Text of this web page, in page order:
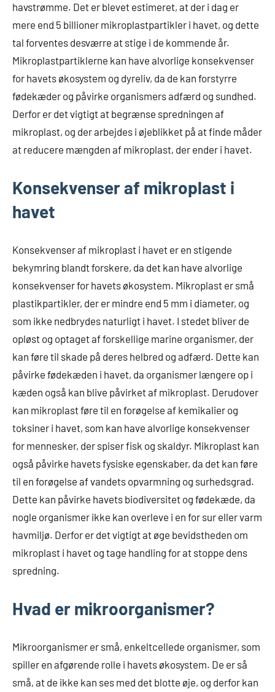
havstrømme. Det er blevet estimeret, at der i dag er
mere end 5 billioner mikroplastpartikler i havet, og dette
tal forventes desværre at stige i de kommende år.
Mikroplastpartiklerne kan have alvorlige konsekvenser
for havets økosystem og dyreliv, da de kan forstyrre
fødekæder og påvirke organismers adfærd og sundhed.
Derfor er det vigtigt at begrænse spredningen af
mikroplast, og der arbejdes i øjeblikket på at finde måder
at reducere mængden af mikroplast, der ender i havet.
Konsekvenser af mikroplast i
havet
Konsekvenser af mikroplast i havet er en stigende
bekymring blandt forskere, da det kan have alvorlige
konsekvenser for havets økosystem. Mikroplast er små
plastikpartikler, der er mindre end 5 mm i diameter, og
som ikke nedbrydes naturligt i havet. I stedet bliver de
opløst og optaget af forskellige marine organismer, der
kan føre til skade på deres helbred og adfærd. Dette kan
påvirke fødekæden i havet, da organismer længere op i
kæden også kan blive påvirket af mikroplast. Derudover
kan mikroplast føre til en forøgelse af kemikalier og
toksiner i havet, som kan have alvorlige konsekvenser
for mennesker, der spiser fisk og skaldyr. Mikroplast kan
også påvirke havets fysiske egenskaber, da det kan føre
til en forøgelse af vandets opvarmning og surhedsgrad.
Dette kan påvirke havets biodiversitet og fødekæde, da
nogle organismer ikke kan overleve i en for sur eller varm
havmiljø. Derfor er det vigtigt at øge bevidstheden om
mikroplast i havet og tage handling for at stoppe dens
spredning.
Hvad er mikroorganismer?
Mikroorganismer er små, enkeltcellede organismer, som
spiller en afgørende rolle i havets økosystem. De er så
små, at de ikke kan ses med det blotte øje, og derfor kan